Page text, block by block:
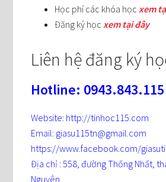
Học phí các khóa học xem
Đăng ký học xem tại đây
Liên hệ đăng ký
Hotline: 0943.843.115
Website: http://tinhoc115.com
Email: giasu115tn@gmail.com
https://www.facebook.com/
Địa chỉ : 558, đường Thống Nhất,
Nguyên